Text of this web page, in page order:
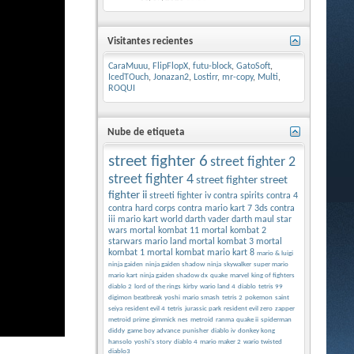
Visitantes recientes
CaraMuuu, FlipFlopX, futu-block, GatoSoft,
IcedTOuch, Jonazan2, Lostirr, mr-copy, Multi,
ROQUI
Nube de etiqueta
street fighter 6 street fighter 2
street fighter 4 street fighter street
fighter ii streeti fighter iv contra spirits contra 4
contra hard corps contra mario kart 7 3ds contra
iii mario kart world darth vader darth maul star
wars mortal kombat 11 mortal kombat 2
starwars mario land mortal kombat 3 mortal
kombat 1 mortal kombat mario kart 8 mario & luigi
ninja gaiden ninja gaiden shadow ninja skywalker super mario
mario kart ninja gaiden shadow dx quake marvel
king of fighters
diablo 2
lord of the rings kirby wario land 4 diablo tetris 99
digimon beatbreak yoshi mario smash tetris 2 pokemon saint
seiya resident evil 4 tetris jurassic park resident evil zero zapper
metroid prime gimmick nes metroid ranma quake ii spiderman
diddy game boy advance punisher diablo iv donkey kong
hansolo yoshi's story diablo 4 mario maker 2 wario twisted
diablo3